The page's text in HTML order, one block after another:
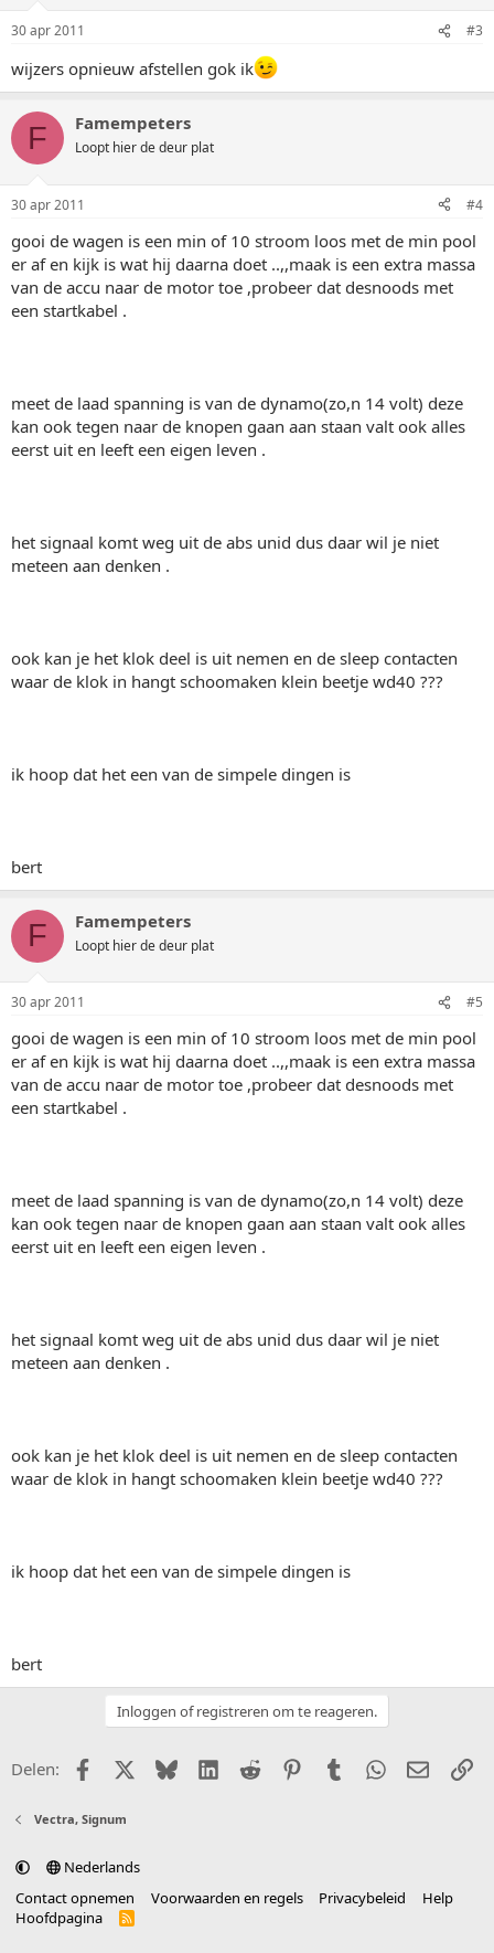
30 apr 2011 #3
wijzers opnieuw afstellen gok ik
F Famempeters
Loopt hier de deur plat
30 apr 2011 #4
gooi de wagen is een min of 10 stroom loos met de min pool
er af en kijk is wat hij daarna doet ..,,maak is een extra massa
van de accu naar de motor toe ,probeer dat desnoods met
een startkabel .
meet de laad spanning is van de dynamo(zo,n 14 volt) deze
kan ook tegen naar de knopen gaan aan staan valt ook alles
eerst uit en leeft een eigen leven .
het signaal komt weg uit de abs unid dus daar wil je niet
meteen aan denken .
ook kan je het klok deel is uit nemen en de sleep contacten
waar de klok in hangt schoomaken klein beetje wd40 ???
ik hoop dat het een van de simpele dingen is
bert
F Famempeters
Loopt hier de deur plat
30 apr 2011 #5
gooi de wagen is een min of 10 stroom loos met de min pool
er af en kijk is wat hij daarna doet ..,,maak is een extra massa
van de accu naar de motor toe ,probeer dat desnoods met
een startkabel .
meet de laad spanning is van de dynamo(zo,n 14 volt) deze
kan ook tegen naar de knopen gaan aan staan valt ook alles
eerst uit en leeft een eigen leven .
het signaal komt weg uit de abs unid dus daar wil je niet
meteen aan denken .
ook kan je het klok deel is uit nemen en de sleep contacten
waar de klok in hangt schoomaken klein beetje wd40 ???
ik hoop dat het een van de simpele dingen is
bert
Inloggen of registreren om te reageren.
Delen: FacebookX (Twitter)
BlueskyLinkedIn
Reddit PinterestTumblr WhatsApp
E-mail
Vectra, Signum
Nederlands
Contact opnemen
Voorwaarden en regels Privacybeleid
Help
Hoofdpagina
R